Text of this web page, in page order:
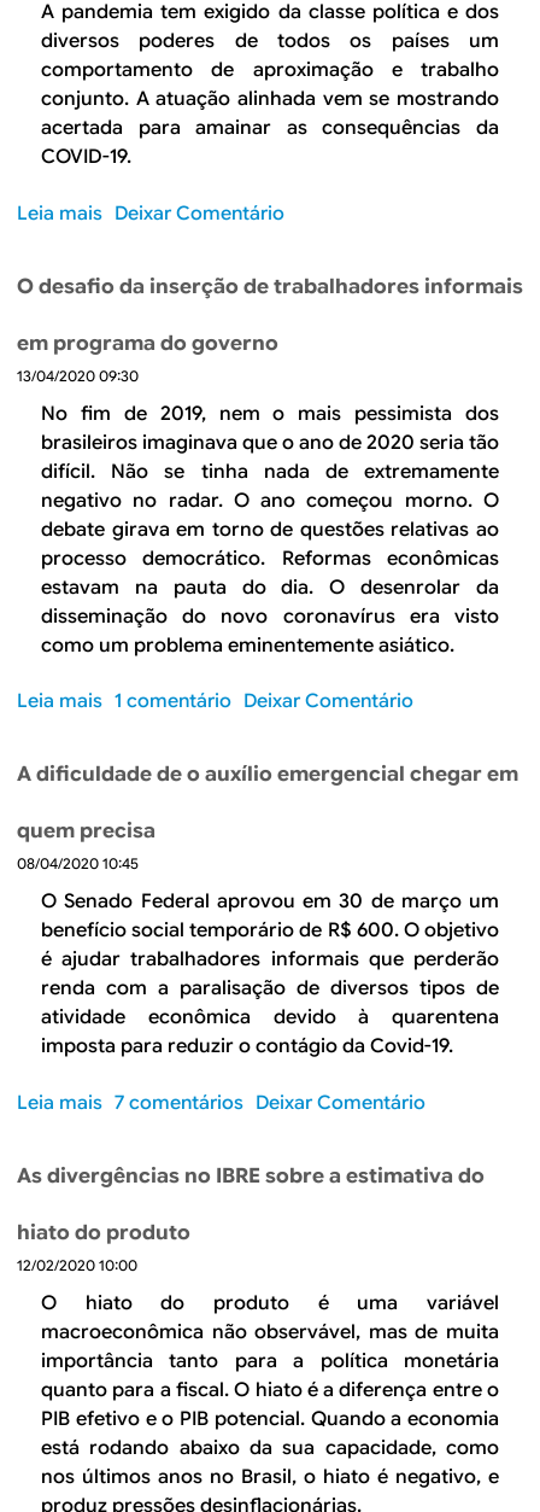
n
t
e
s
p
o
r
s
e
b
u
c
a
p
o
r
u
a
g
ó
s
t
i
c
o
e
m
i
a
d
r
a
e
o
n
o
m
i
a
m
a
i
n
r
á
v
e
m
a
s
d
s
u
í
d
a
A pandemia tem exigido da classe política e dos
diversos poderes de todos os países um
comportamento de aproximação e trabalho
conjunto. A atuação alinhada vem se mostrando
acertada para amainar as consequências da
COVID-19.
Leia mais
r
N
o
B
r
a
s
a
C
o
-
9
a
z
d
e
s
a
e
o
o
r
d
e
a
ç
ã
o
Deixar Comentário
O desafio da inserção de trabalhadores informais
em programa do governo
13/04/2020 09:30
No fim de 2019, nem o mais pessimista dos
brasileiros imaginava que o ano de 2020 seria tão
difícil. Não se tinha nada de extremamente
negativo no radar. O ano começou morno. O
debate girava em torno de questões relativas ao
processo democrático. Reformas econômicas
estavam na pauta do dia. O desenrolar da
disseminação do novo coronavírus era visto
como um problema eminentemente asiático.
Leia mais
r
O
d
e
s
a
f
i
s
r
ç
o
d
e
t
r
a
b
a
1 comentário Deixar Comentário
A dificuldade de o auxílio emergencial chegar em
quem precisa
08/04/2020 10:45
O Senado Federal aprovou em 30 de março um
benefício social temporário de R$ 600. O objetivo
é ajudar trabalhadores informais que perderão
renda com a paralisação de diversos tipos de
atividade econômica devido à quarentena
imposta para reduzir o contágio da Covid-19.
Leia mais
r
A
d
i
f
i
c
u
d
a
7 comentários Deixar Comentário
As divergências no IBRE sobre a estimativa do
hiato do produto
12/02/2020 10:00
O hiato do produto é uma variável
macroeconômica não observável, mas de muita
importância tanto para a política monetária
quanto para a fiscal. O hiato é a diferença entre o
PIB efetivo e o PIB potencial. Quando a economia
está rodando abaixo da sua capacidade, como
nos últimos anos no Brasil, o hiato é negativo, e
produz pressões desinflacionárias.